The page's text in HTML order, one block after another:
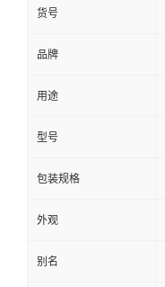
货号
品牌
用途
型号
包装规格
外观
别名